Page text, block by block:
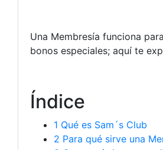
Una Membresía funciona
bonos especiales; aquí te
Índice
1 Qué es Sam´s Club
2 Para qué sirve una